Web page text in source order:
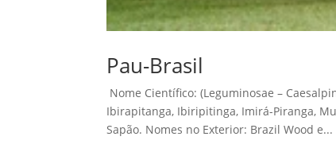
Pau-Brasil
Nome Científico: (Leguminosae –
Ibirapitanga, Ibiripitinga, Imirá-Piranga,
Sapão. Nomes no Exterior: Brazil Wood e...